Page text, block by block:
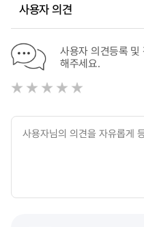
사용자 의견
사용자 의견등록
해주세요.